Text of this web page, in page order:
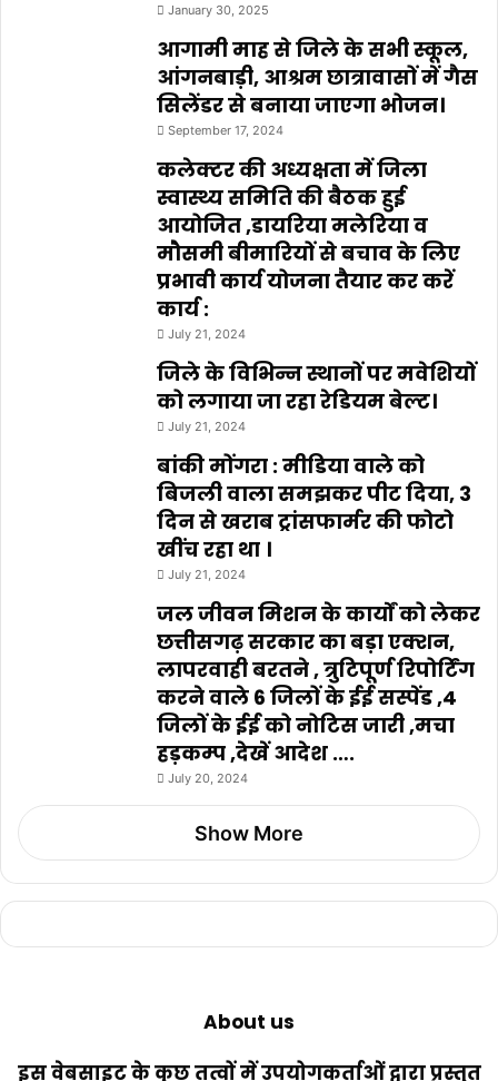
January 30, 2025
आगामी माह से जिले के सभी स्कूल,
आंगनबाड़ी, आश्रम छात्रावासों में गैस
सिलेंडर से बनाया जाएगा भोजन।
September 17, 2024
कलेक्टर की अध्यक्षता में जिला
स्वास्थ्य समिति की बैठक हुई
आयोजित ,डायरिया मलेरिया व
मौसमी बीमारियों से बचाव के लिए
प्रभावी कार्य योजना तैयार कर करें
कार्य :
July 21, 2024
जिले के विभिन्न स्थानों पर मवेशियों
को लगाया जा रहा रेडियम बेल्ट।
July 21, 2024
बांकी मोंगरा : मीडिया वाले को
बिजली वाला समझकर पीट दिया, 3
दिन से खराब ट्रांसफार्मर की फोटो
खींच रहा था ।
July 21, 2024
जल जीवन मिशन के कार्यों को लेकर
छत्तीसगढ़ सरकार का बड़ा एक्शन,
लापरवाही बरतने , त्रुटिपूर्ण रिपोर्टिंग
करने वाले 6 जिलों के ईई सस्पेंड ,4
जिलों के ईई को नोटिस जारी ,मचा
हड़कम्प ,देखें आदेश ….
July 20, 2024
Show More
About us
इस वेबसाइट के कुछ तत्वों में उपयोगकर्ताओं द्वारा प्रस्तुत